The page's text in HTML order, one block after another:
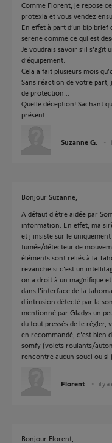
Comme Florent, je repose
protexia et vous vendez
En effet à part d’un bip
serene comme ce qui est
Je voudrais savoir s’il
d’équipement.
Cela a fait plusieurs mois
Sans réaction de votre part,
de protection...
Quelle déception! Sachant
présent
Suzanne G.
Bonjour Suzanne,
A défaut d'être aidée par
information. En effet, ma
et j'insiste sur le
fumée/détecteur de
éléments sont reliés à la
revanche si c'est un
on a droit à un magnifique
dans l'interface de la
d'intrusion détecté par la
mentionné par Gladys un
du tout pressés de le
en recommandé, c'est bien
somfy (volets roulants/
rencontre aucun souci ou si
Florent il y
Bonjour Florent,